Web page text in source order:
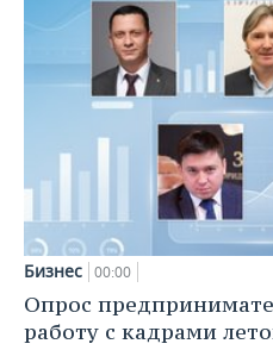
Бизнес 00:00
Опрос
работу с кадрами